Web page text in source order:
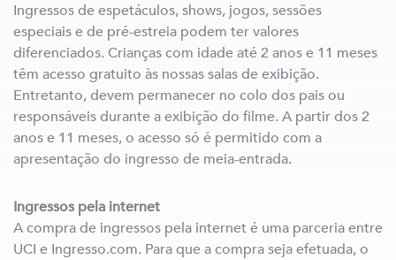
Ingressos de espetáculos, shows, jogos, sessões
especiais e de pré-estreia podem ter valores
diferenciados. Crianças com idade até 2 anos e 11 meses
têm acesso gratuito às nossas salas de exibição.
Entretanto, devem permanecer no colo dos pais ou
responsáveis durante a exibição do filme. A partir dos 2
anos e 11 meses, o acesso só é permitido com a
apresentação do ingresso de meia-entrada.
Ingressos pela internet
A compra de ingressos pela internet é uma parceria entre
UCI e Ingresso.com. Para que a compra seja efetuada, o